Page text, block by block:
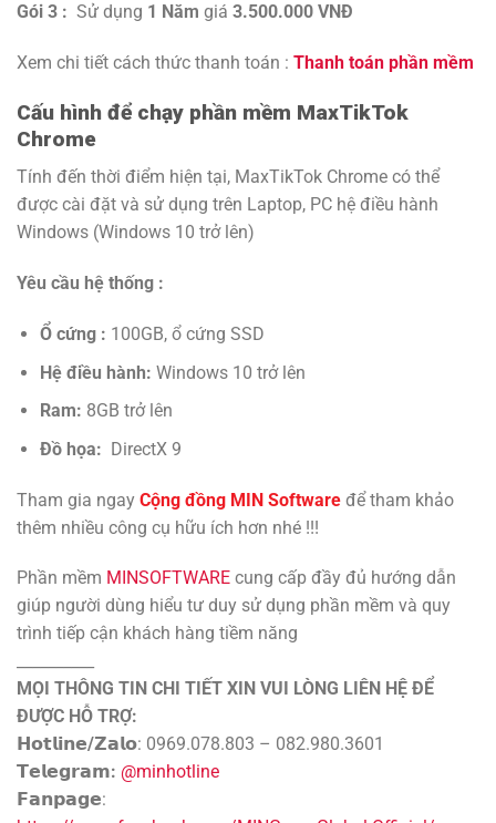
Gói 3 : Sử dụng 1 Năm giá 3.500.000 VNĐ
Xem chi tiết cách thức thanh toán : Thanh toán phần mềm
Cấu hình để chạy phần mềm MaxTikTok
Chrome
Tính đến thời điểm hiện tại, MaxTikTok Chrome có thể
được cài đặt và sử dụng trên Laptop, PC hệ điều hành
Windows (Windows 10 trở lên)
Yêu cầu hệ thống :
Ổ cứng : 100GB, ổ cứng SSD
Hệ điều hành: Windows 10 trở lên
Ram: 8GB trở lên
Đồ họa: DirectX 9
Tham gia ngay Cộng đồng MIN Software để tham khảo
thêm nhiều công cụ hữu ích hơn nhé !!!
Phần mềm MINSOFTWARE cung cấp đầy đủ hướng dẫn
giúp người dùng hiểu tư duy sử dụng phần mềm và quy
trình tiếp cận khách hàng tiềm năng
MỌI THÔNG TIN CHI TIẾT XIN VUI LÒNG LIÊN HỆ ĐỂ
ĐƯỢC HỖ TRỢ:
𝗛𝗼𝘁𝗹𝗶𝗻𝗲/𝗭𝗮𝗹𝗼: 0969.078.803 – 082.980.3601
𝗧𝗲𝗹𝗲𝗴𝗿𝗮𝗺: @minhotline
𝗙𝗮𝗻𝗽𝗮𝗴𝗲: